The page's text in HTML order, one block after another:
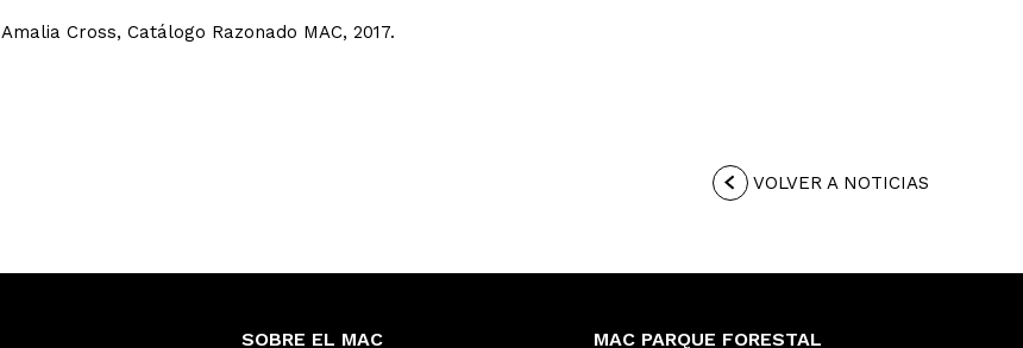
Amalia Cross, Catálogo Razonado MAC, 2017.
VOLVER A NOTICIAS
SOBRE EL MAC MAC PARQUE FORESTAL